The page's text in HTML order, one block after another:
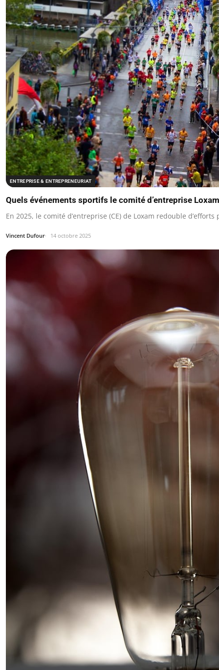
ENTREPRISE & ENTREPRENEURIAT
Quels événements sportifs le comité d’entreprise
En 2025, le comité d’entreprise (CE) de Loxam redouble
Vincent Dufour 14 octobre 2025